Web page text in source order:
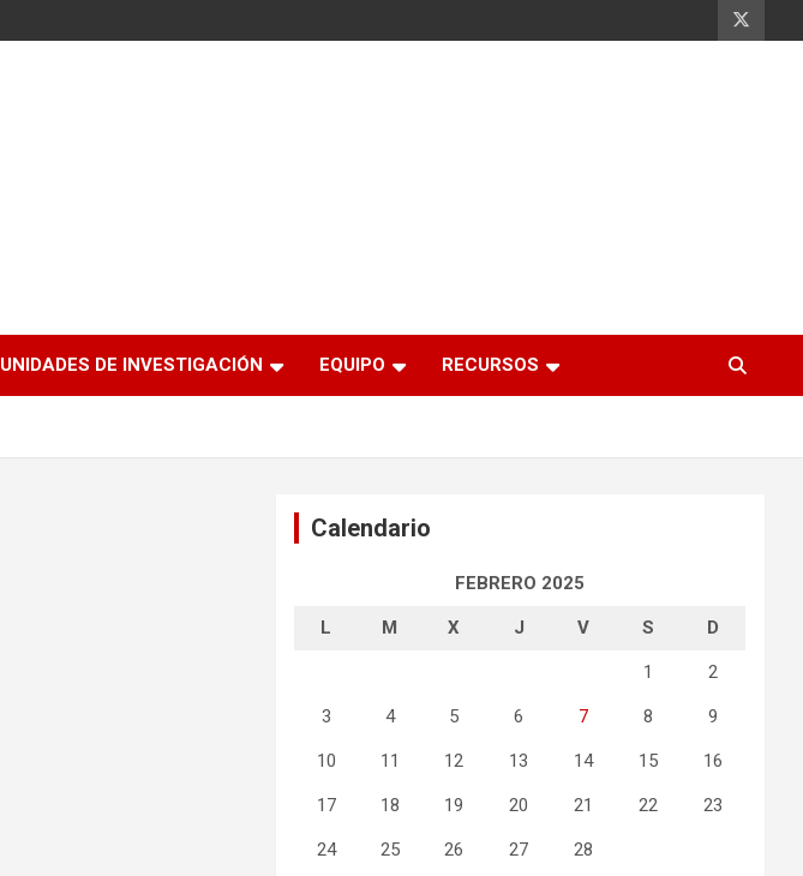
UNIDADES DE INVESTIGACIÓN EQUIPO RECURSOS
Calendario
FEBRERO 2025
L M X J V S D
1 2
3 4 5 6 7 8 9
10 11 12 13 14 15 16
17 18 19 20 21 22 23
24 25 26 27 28